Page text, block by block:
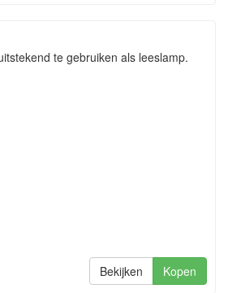
te gebruiken als leeslamp.
Bekijken Kopen